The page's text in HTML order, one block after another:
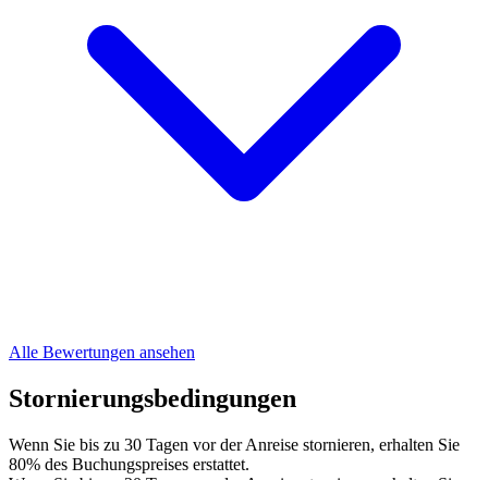
Alle Bewertungen ansehen
Stornierungsbedingungen
Wenn Sie bis zu 30 Tagen vor der Anreise stornieren, erhalten Sie
80% des Buchungspreises erstattet.